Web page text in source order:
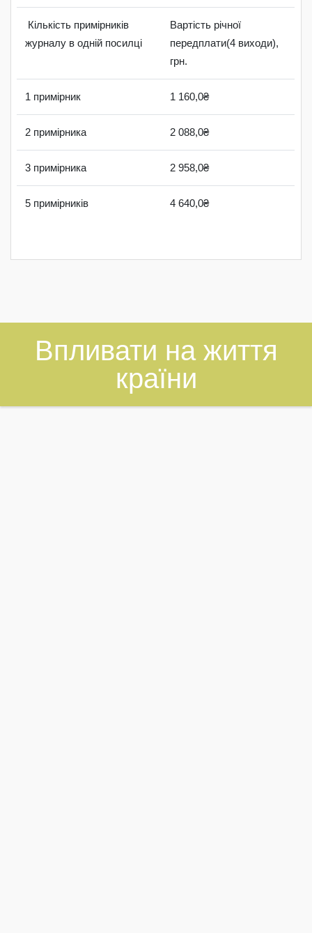
Кількість примірників
журналу в одній посилці
Вартість річної
передплати(4 виходи),
грн.
1 примірник 1 160,0₴
2 примірника 2 088,0₴
3 примірника 2 958,0₴
5 примірників 4 640,0₴
Впливати на життя
країни